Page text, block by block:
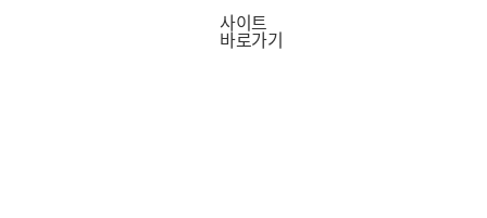
사이트
바로가기